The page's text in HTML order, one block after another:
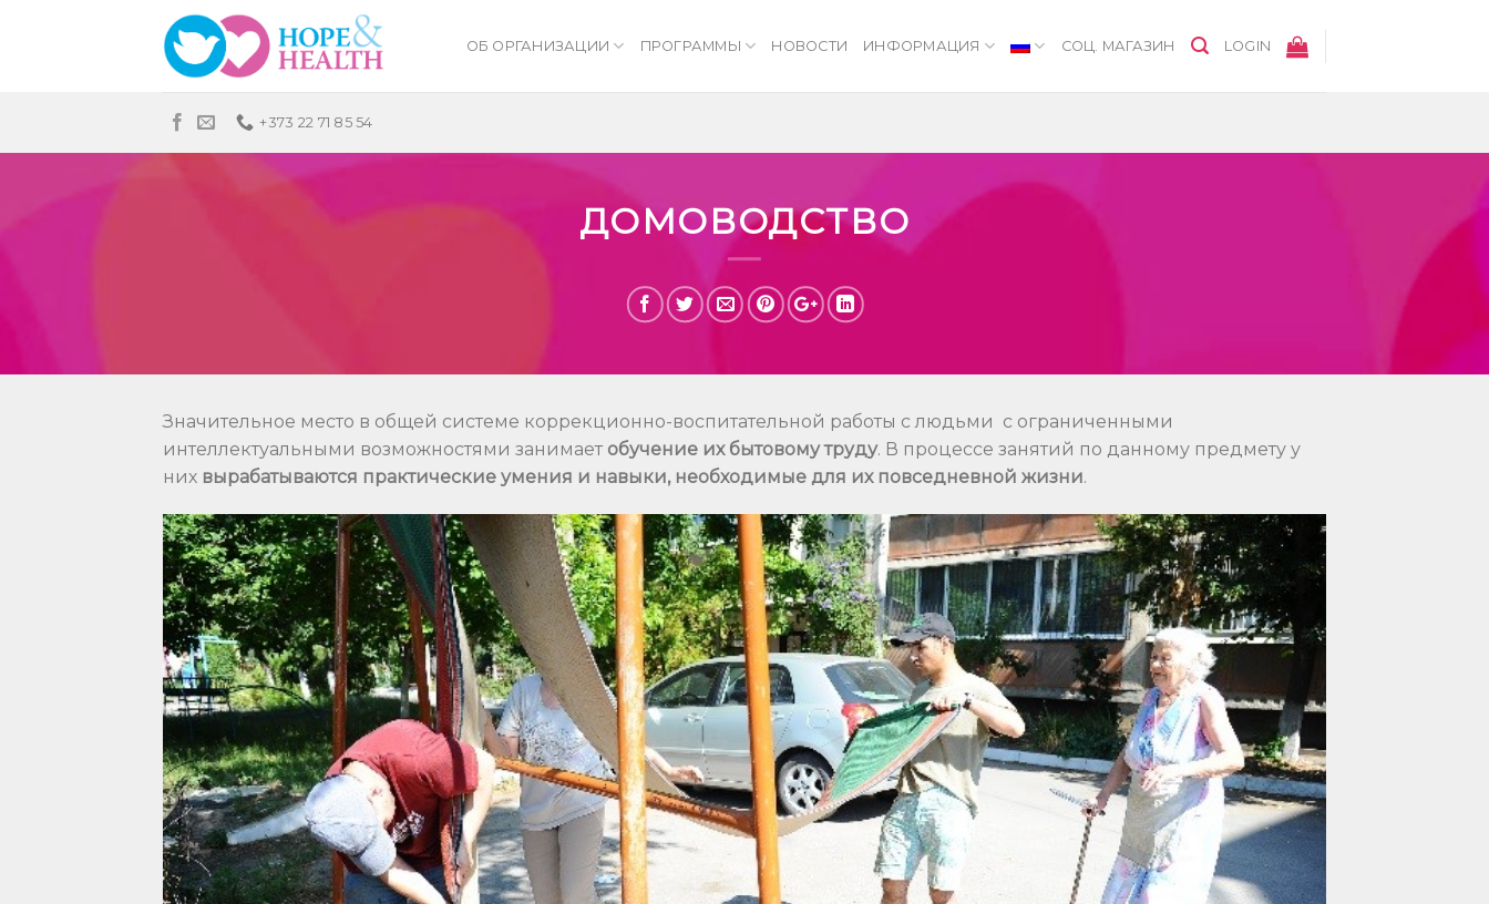
ОБ ОРГАНИЗАЦИИ ПРОГРАММЫ НОВОСТИ ИНФОРМАЦИЯ СОЦ. МАГАЗИН LOGIN
+373 22 71 85 54
ДОМОВОДСТВО
Значительное место в общей системе коррекционно-воспитательной работы с людьми с ограниченными
интеллектуальными возможностями занимает обучение их бытовому труду. В процессе занятий по данному предмету у
них вырабатываются практические умения и навыки, необходимые для их повседневной жизни.